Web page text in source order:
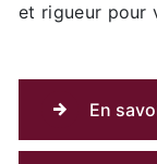
et rigueur pour
En